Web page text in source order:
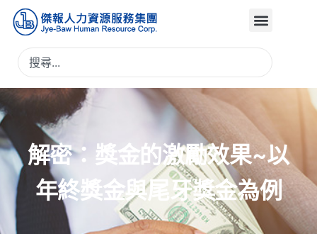
解密：獎金的激勵效果~以
年終獎金與尾牙獎金為例